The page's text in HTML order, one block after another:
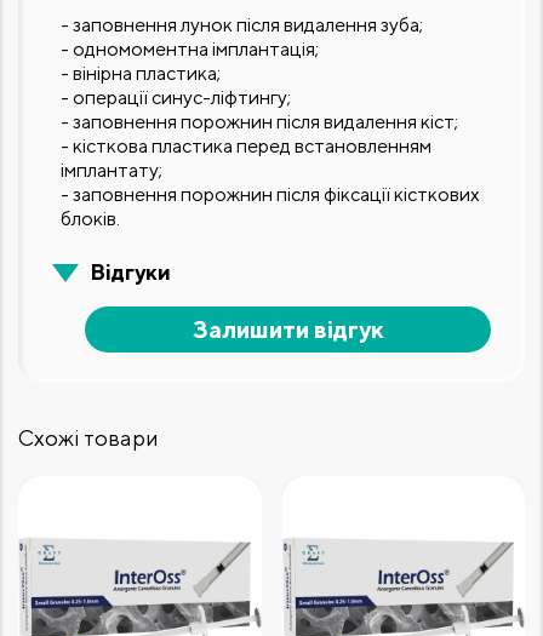
- заповнення лунок після видалення зуба;
- одномоментна імплантація;
- вінірна пластика;
- операції синус-ліфтингу;
- заповнення порожнин після видалення кіст;
- кісткова пластика перед встановленням
імплантату;
- заповнення порожнин після фіксації кісткових
блоків.
Відгуки
Залишити відгук
Схожі товари